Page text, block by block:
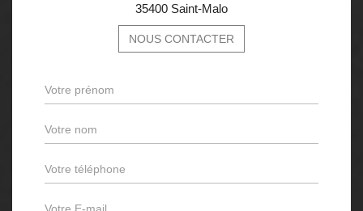
35400 Saint-Malo
NOUS CONTACTER